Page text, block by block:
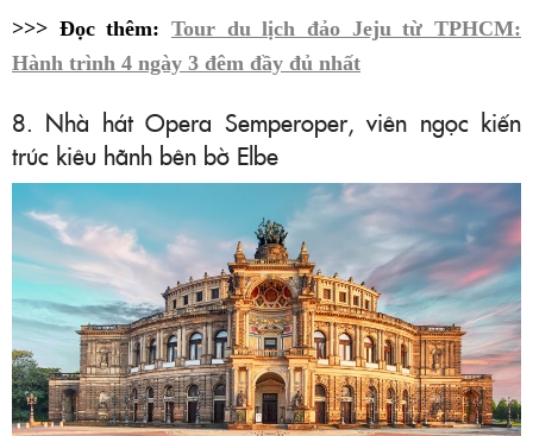
>>> Đọc thêm: Tour du lịch đảo Jeju từ TPHCM:
Hành trình 4 ngày 3 đêm đầy đủ nhất
8. Nhà hát Opera Semperoper, viên ngọc kiến
trúc kiêu hãnh bên bờ Elbe